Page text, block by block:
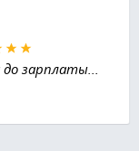
до зарплаты...